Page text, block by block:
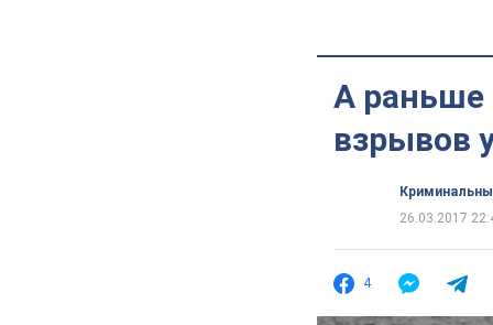
А раньше
взрывов
26.03.2017
4